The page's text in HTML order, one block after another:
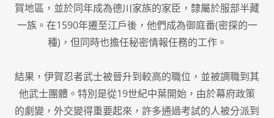
賀地區，並於同年成為德川家族的家臣，隸屬於服部半藏
一族。在1590年遷至江戶後，他們成為御庭番(密探的一
種)，但同時也擔任秘密情報任務的工作。
結果，伊賀忍者武士被晉升到較高的職位，並被調職到其
他武士團體。特別是從19世紀中葉開始，由於幕府政策
的劇變，外交變得重要起來，許多通過考試的人被分派到